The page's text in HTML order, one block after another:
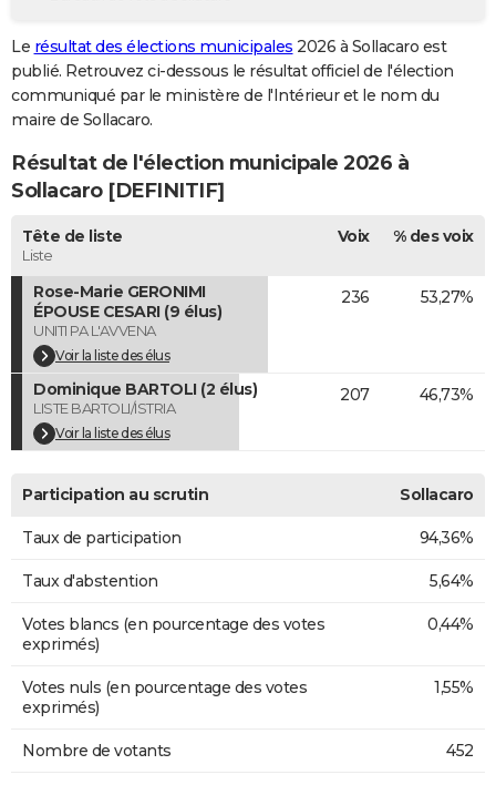
GUIDES D'ACHAT
BONS PLANS
CARTE DE VOEUX
Carte de Noël
Carte Bonne année
Carte Saint-Valentin
Carte Pâques
Carte d'anniversaire
DICTIONNAIRE
Dictionnaire
Biographies
Citations
Expressions
Proverbes
PROGRAMME TV
COPAINS D'AVANT
S'inscrire
Se connecter
Lycées
Collèges
Primaires
Universités
Entreprises
Service militaire
Avis de recherche
AVIS DE DÉCÈS
FORUM
Bricolage
Lifestyle
Culture
Sport
Auto
Television
Voyage
Cinema
Le résultat des élections municipales 2026 à Sollacaro est
publié. Retrouvez ci-dessous le résultat officiel de l'élection
communiqué par le ministère de l'Intérieur et le nom du
maire de Sollacaro.
Résultat de l'élection municipale 2026 à
Sollacaro [DEFINITIF]
Tête de liste
Liste
Voix % des voix
Rose-Marie GERONIMI
ÉPOUSE CESARI (9 élus)
UNITI PA L'AVVENA
Voir la liste des élus
236 53,27%
Dominique BARTOLI (2 élus)
LISTE BARTOLI/ISTRIA
Voir la liste des élus
207 46,73%
Participation au scrutin Sollacaro
Taux de participation 94,36%
Taux d'abstention 5,64%
Votes blancs (en pourcentage des votes
exprimés)
0,44%
Votes nuls (en pourcentage des votes
exprimés)
1,55%
Nombre de votants 452